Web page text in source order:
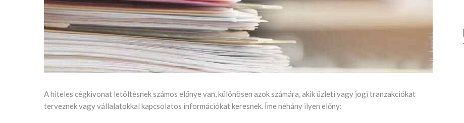
A hiteles cégkivonat letöltésnek számos előnye van, különösen azok számára, akik üzleti vagy jogi tranzakciókat
terveznek vagy vállalatokkal kapcsolatos információkat keresnek. Íme néhány ilyen előny: